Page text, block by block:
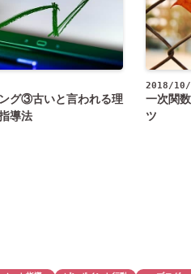
グ③古いと言われる理
導法
2018/10/
一次関
ツ